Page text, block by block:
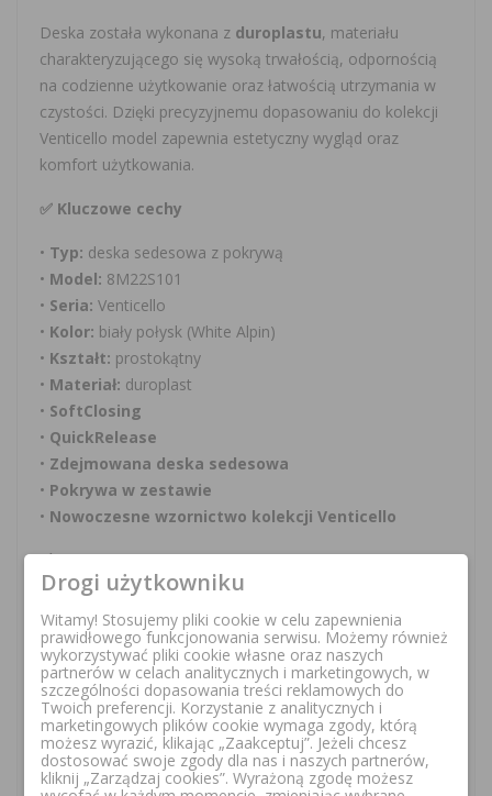
Deska została wykonana z duroplastu, materiału
charakteryzującego się wysoką trwałością, odpornością
na codzienne użytkowanie oraz łatwością utrzymania w
czystości. Dzięki precyzyjnemu dopasowaniu do kolekcji
Venticello model zapewnia estetyczny wygląd oraz
komfort użytkowania.
✅ Kluczowe cechy
• Typ: deska sedesowa z pokrywą
• Model: 8M22S101
• Seria: Venticello
• Kolor: biały połysk (White Alpin)
• Kształt: prostokątny
• Materiał: duroplast
• SoftClosing
• QuickRelease
• Zdejmowana deska sedesowa
• Pokrywa w zestawie
• Nowoczesne wzornictwo kolekcji Venticello
📏 Specyfikacja techniczna
•Numer katalogowy:8M22S101
•Typ produktu:deska sedesowa z pokrywą
•Seria:Venticello
•Kolor: biały połysk (White Alpin)
•Materiał:duroplast
•Kształt:prostokątny
•Powierzchnia:połysk
Drogi użytkowniku
Witamy! Stosujemy pliki cookie w celu zapewnienia
prawidłowego funkcjonowania serwisu. Możemy również
wykorzystywać pliki cookie własne oraz naszych
partnerów w celach analitycznych i marketingowych, w
szczególności dopasowania treści reklamowych do
Twoich preferencji. Korzystanie z analitycznych i
marketingowych plików cookie wymaga zgody, którą
możesz wyrazić, klikając „Zaakceptuj”. Jeżeli chcesz
dostosować swoje zgody dla nas i naszych partnerów,
kliknij „Zarządzaj cookies”. Wyrażoną zgodę możesz